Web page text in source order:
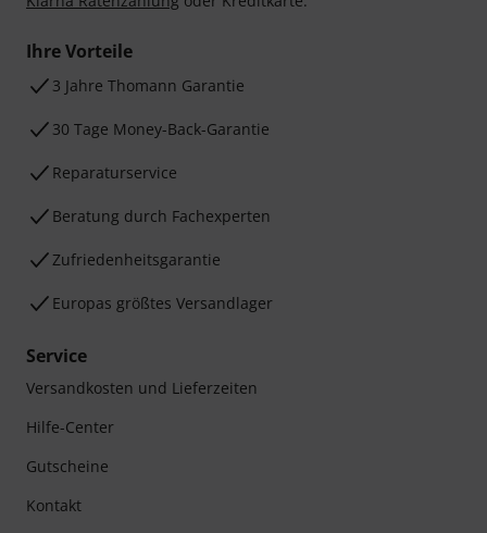
Ihre Vorteile
3 Jahre Thomann Garantie
30 Tage Money-Back-Garantie
Reparaturservice
Beratung durch Fachexperten
Zufriedenheitsgarantie
Europas größtes Versandlager
Service
Versandkosten und Lieferzeiten
Hilfe-Center
Gutscheine
Kontakt